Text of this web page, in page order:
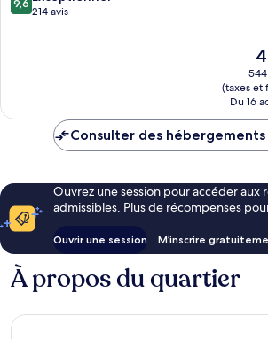
sur
9,6
214 avis
Le
(taxes et
Du 16
Consulter des
Ouvrez une session pour accéder aux
admissibles. Plus de récompenses
Ouvrir une session M’inscrire
À propos du quartier